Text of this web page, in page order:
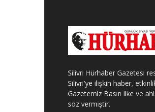
Silivri Hürhaber Gazetesi
Silivri'ye ilişkin haber,
Gazetemiz Basın ilke ve
söz vermiştir.